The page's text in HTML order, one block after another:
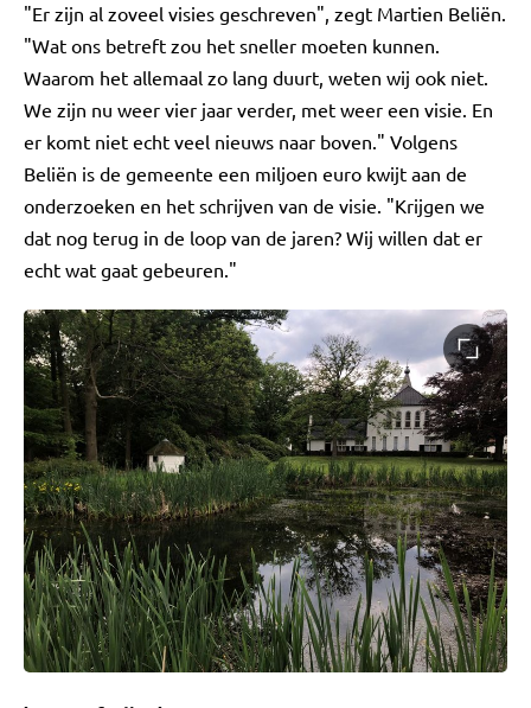
"Er zijn al zoveel visies geschreven", zegt Martien Beliën.
"Wat ons betreft zou het sneller moeten kunnen.
Waarom het allemaal zo lang duurt, weten wij ook niet.
We zijn nu weer vier jaar verder, met weer een visie. En
er komt niet echt veel nieuws naar boven." Volgens
Beliën is de gemeente een miljoen euro kwijt aan de
onderzoeken en het schrijven van de visie. "Krijgen we
dat nog terug in de loop van de jaren? Wij willen dat er
echt wat gaat gebeuren."